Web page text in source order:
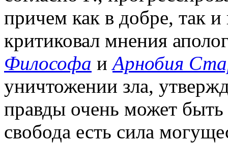
причем как в добре, так
критиковал мнения
Философа иАрнобия
уничтожении зла,
правды очень может
свобода есть сила